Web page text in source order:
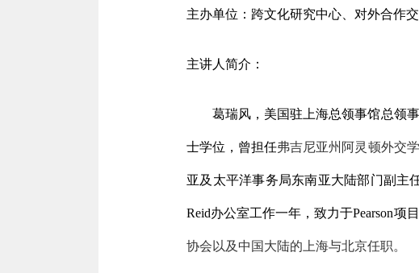
主办单位：跨文化研究中心、对外合作
主讲人简介：
葛瑞风，美国驻上海总领事馆总领
士学位，曾担任弗吉尼亚州阿灵顿外交
亚及太平洋事务局东南亚大陆部门副主
Reid办公室工作一年，致力于Pearson项
协会以及中国大陆的上海与北京任职。